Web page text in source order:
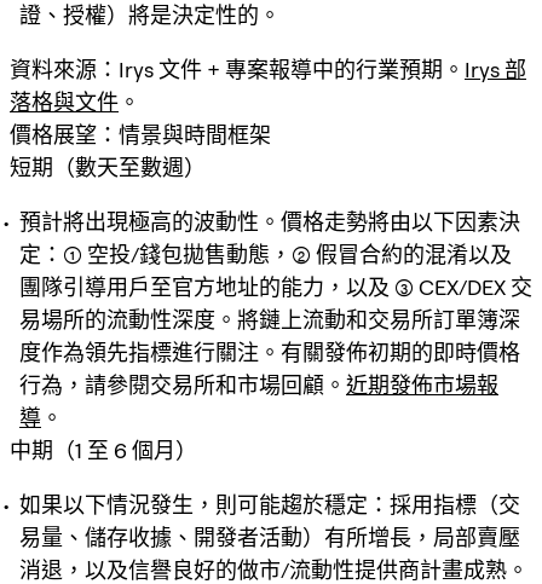
證、授權）將是決定性的。
資料來源：Irys 文件 + 專案報導中的行業預期。 Irys 部
落格與文件 。
價格展望：情景與時間框架
短期（數天至數週）
預計將出現極高的波動性。價格走勢將由以下因素決
定：(1) 空投/錢包拋售動態，(2) 假冒合約的混淆以及
團隊引導用戶至官方地址的能力，以及 (3) CEX/DEX 交
易場所的流動性深度。將鏈上流動和交易所訂單簿深
度作為領先指標進行關注。有關發佈初期的即時價格
行為，請參閱交易所和市場回顧。 近期發佈市場報
導 。
中期（1 至 6 個月）
如果以下情況發生，則可能趨於穩定：採用指標（交
易量、儲存收據、開發者活動）有所增長，局部賣壓
消退，以及信譽良好的做市/流動性提供商計畫成熟。